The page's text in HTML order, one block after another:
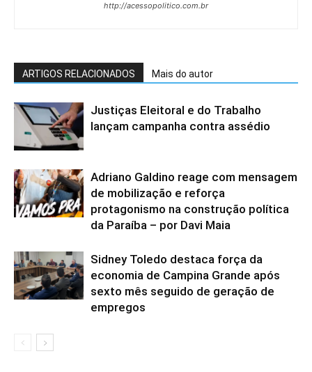
http://acessopolitico.com.br
ARTIGOS RELACIONADOS Mais do autor
Justiças Eleitoral e do Trabalho
lançam campanha contra assédio
Adriano Galdino reage com mensagem
de mobilização e reforça
protagonismo na construção política
da Paraíba – por Davi Maia
Sidney Toledo destaca força da
economia de Campina Grande após
sexto mês seguido de geração de
empregos